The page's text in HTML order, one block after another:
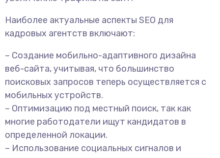
Наиболее актуальные аспекты SEO для
кадровых агентств включают:
– Создание мобильно-адаптивного дизайна
веб-сайта, учитывая, что большинство
поисковых запросов теперь осуществляется с
мобильных устройств.
– Оптимизацию под местный поиск, так как
многие работодатели ищут кандидатов в
определенной локации.
– Использование социальных сигналов и